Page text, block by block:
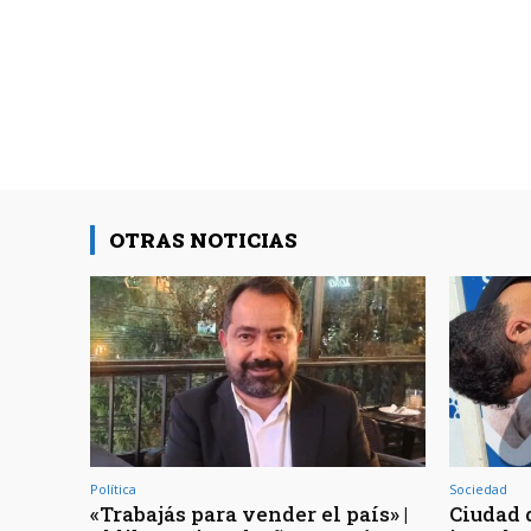
OTRAS NOTICIAS
Política
«Trabajás para vender el país» |
Sociedad
Ciudad